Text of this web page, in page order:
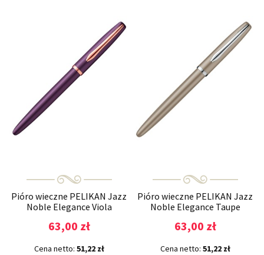
Pióro wieczne PELIKAN Jazz
Noble Elegance Viola
63,00 zł
Cena netto: 51,22 zł
Pióro wieczne PELIKAN Jazz
Noble Elegance Taupe
63,00 zł
Cena netto: 51,22 zł